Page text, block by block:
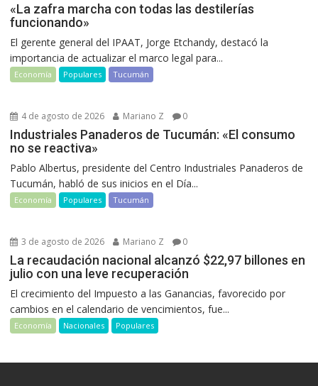
«La zafra marcha con todas las destilerías
funcionando»
El gerente general del IPAAT, Jorge Etchandy, destacó la
importancia de actualizar el marco legal para...
Economía Populares Tucumán
4 de agosto de 2026 Mariano Z 0
Industriales Panaderos de Tucumán: «El consumo
no se reactiva»
Pablo Albertus, presidente del Centro Industriales Panaderos de
Tucumán, habló de sus inicios en el Día...
Economía Populares Tucumán
3 de agosto de 2026 Mariano Z 0
La recaudación nacional alcanzó $22,97 billones en
julio con una leve recuperación
El crecimiento del Impuesto a las Ganancias, favorecido por
cambios en el calendario de vencimientos, fue...
Economía Nacionales Populares